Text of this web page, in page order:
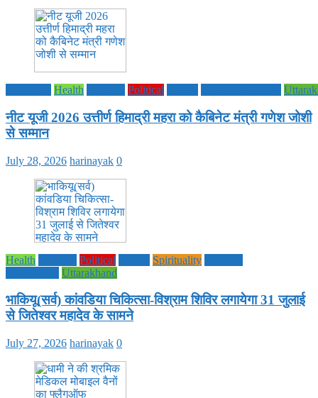
Health Political
नीट यूजी 2026 उत्तीर्ण हिमाद्री महरा को कैबिनेट मंत्री गणेश जोशी
से सम्मान
July 28, 2026 harinayak 0
Health Political Spirituality
Uttarakhand
भाकियू(सर्व) कांवडिया चिकित्सा-विश्राम शिविर लगायेगा 31 जुलाई
से जितेश्वर महादेव के सामने
July 27, 2026 harinayak 0